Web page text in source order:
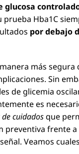
glucosa
prueba Hba1C
por debajo
más segura
Sin
de glicemia
es
cuidadosque
preventiva frente a
Veamos